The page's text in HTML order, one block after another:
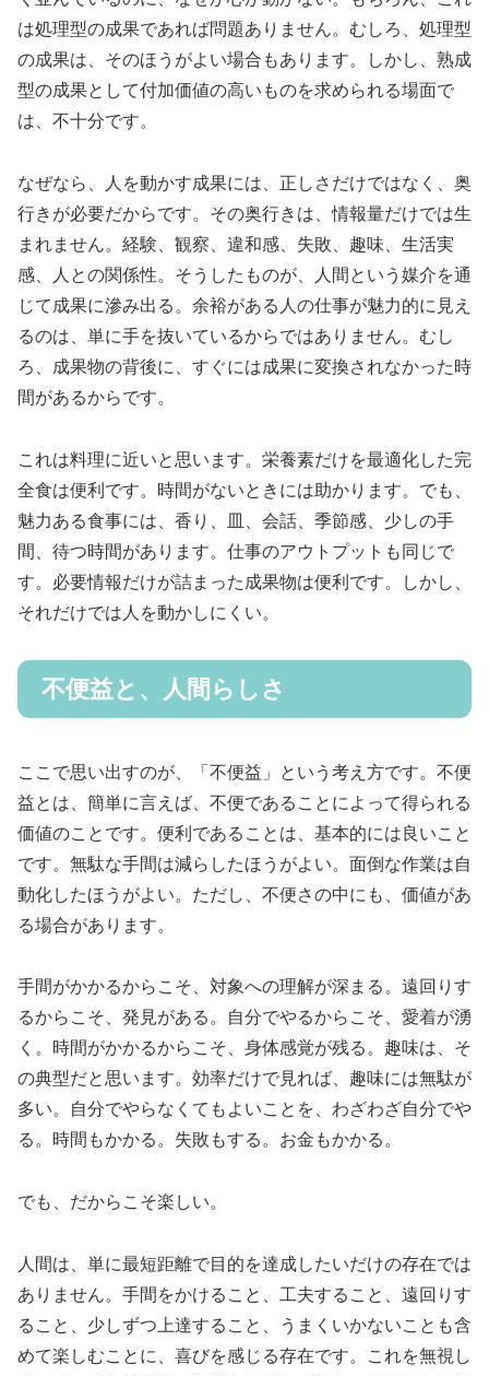
は処理型の成果であれば問題ありません。むしろ、処理型
の成果は、そのほうがよい場合もあります。しかし、熟成
型の成果として付加価値の高いものを求められる場面で
は、不十分です。
なぜなら、人を動かす成果には、正しさだけではなく、奥
行きが必要だからです。その奥行きは、情報量だけでは生
まれません。経験、観察、違和感、失敗、趣味、生活実
感、人との関係性。そうしたものが、人間という媒介を通
じて成果に滲み出る。余裕がある人の仕事が魅力的に見え
るのは、単に手を抜いているからではありません。むし
ろ、成果物の背後に、すぐには成果に変換されなかった時
間があるからです。
これは料理に近いと思います。栄養素だけを最適化した完
全食は便利です。時間がないときには助かります。でも、
魅力ある食事には、香り、皿、会話、季節感、少しの手
間、待つ時間があります。仕事のアウトプットも同じで
す。必要情報だけが詰まった成果物は便利です。しかし、
それだけでは人を動かしにくい。
不便益と、人間らしさ
ここで思い出すのが、「不便益」という考え方です。不便
益とは、簡単に言えば、不便であることによって得られる
価値のことです。便利であることは、基本的には良いこと
です。無駄な手間は減らしたほうがよい。面倒な作業は自
動化したほうがよい。ただし、不便さの中にも、価値があ
る場合があります。
手間がかかるからこそ、対象への理解が深まる。遠回りす
るからこそ、発見がある。自分でやるからこそ、愛着が湧
く。時間がかかるからこそ、身体感覚が残る。趣味は、そ
の典型だと思います。効率だけで見れば、趣味には無駄が
多い。自分でやらなくてもよいことを、わざわざ自分でや
る。時間もかかる。失敗もする。お金もかかる。
でも、だからこそ楽しい。
人間は、単に最短距離で目的を達成したいだけの存在では
ありません。手間をかけること、工夫すること、遠回りす
ること、少しずつ上達すること、うまくいかないことも含
めて楽しむことに、喜びを感じる存在です。これを無視し